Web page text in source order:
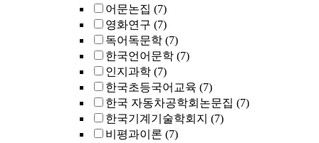
어문논집 (7)
영화연구 (7)
독어독문학 (7)
한국언어문학 (7)
인지과학 (7)
한국초등국어교육 (7)
한국 자동차공학회논문집 (7)
한국기계기술학회지 (7)
비평과이론 (7)